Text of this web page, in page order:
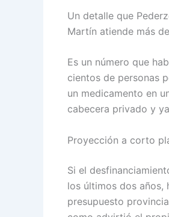
Un detalle que
Martín atiende más
Es un número que
cientos de personas
un medicamento en
cabecera privado y
Proyección a corto
Si el
los últimos dos años,
presupuesto